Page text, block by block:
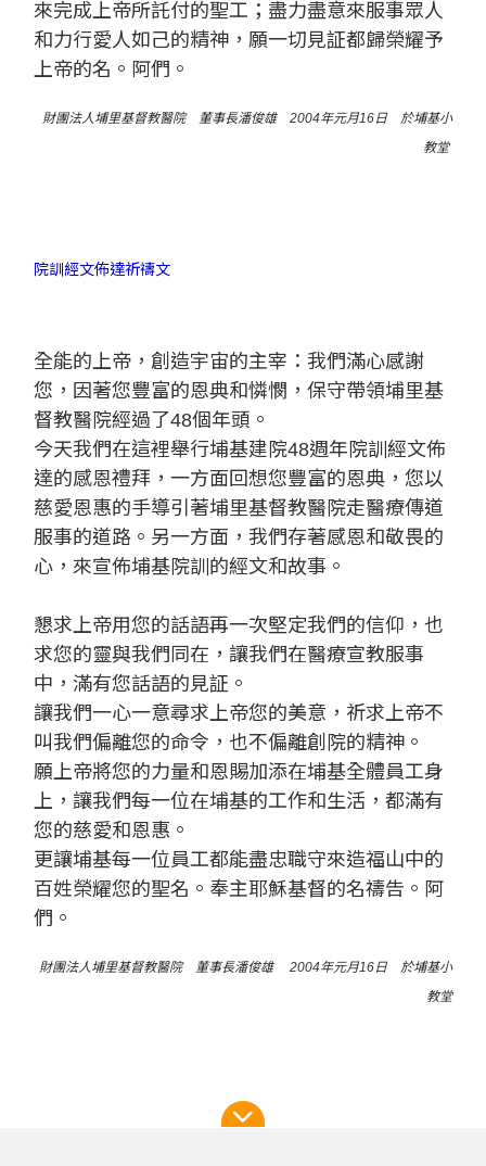
來完成上帝所託付的聖工；盡力盡意來服事眾人
和力行愛人如己的精神，願一切見証都歸榮耀予
上帝的名。阿們。
財團法人埔里基督教醫院 董事長潘俊雄 2004年元月16日 於埔基小
教堂
院訓經文佈達祈禱文
全能的上帝，創造宇宙的主宰：我們滿心感謝
您，因著您豐富的恩典和憐憫，保守帶領埔里基
督教醫院經過了48個年頭。
今天我們在這裡舉行埔基建院48週年院訓經文佈
達的感恩禮拜，一方面回想您豐富的恩典，您以
慈愛恩惠的手導引著埔里基督教醫院走醫療傳道
服事的道路。另一方面，我們存著感恩和敬畏的
心，來宣佈埔基院訓的經文和故事。
懇求上帝用您的話語再一次堅定我們的信仰，也
求您的靈與我們同在，讓我們在醫療宣教服事
中，滿有您話語的見証。
讓我們一心一意尋求上帝您的美意，祈求上帝不
叫我們偏離您的命令，也不偏離創院的精神。
願上帝將您的力量和恩賜加添在埔基全體員工身
上，讓我們每一位在埔基的工作和生活，都滿有
您的慈愛和恩惠。
更讓埔基每一位員工都能盡忠職守來造福山中的
百姓榮耀您的聖名。奉主耶穌基督的名禱告。阿
們。
財團法人埔里基督教醫院 董事長潘俊雄 2004年元月16日 於埔基小
教堂